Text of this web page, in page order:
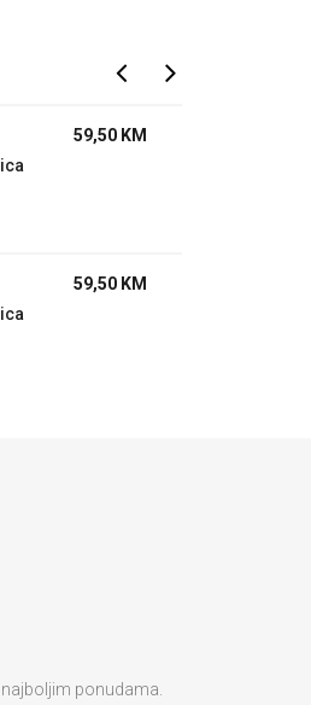
59,50 KM
59,50 KM
ponudama.